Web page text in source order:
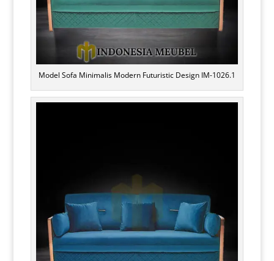
Model Sofa Minimalis Modern Futuristic Design IM-1026.1